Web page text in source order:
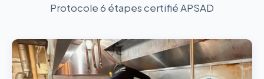
Protocole 6 étapes certifié APSAD